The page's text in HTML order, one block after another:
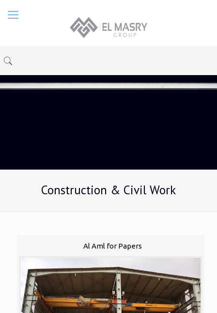
Construction & Civil Work
Al Aml for Papers